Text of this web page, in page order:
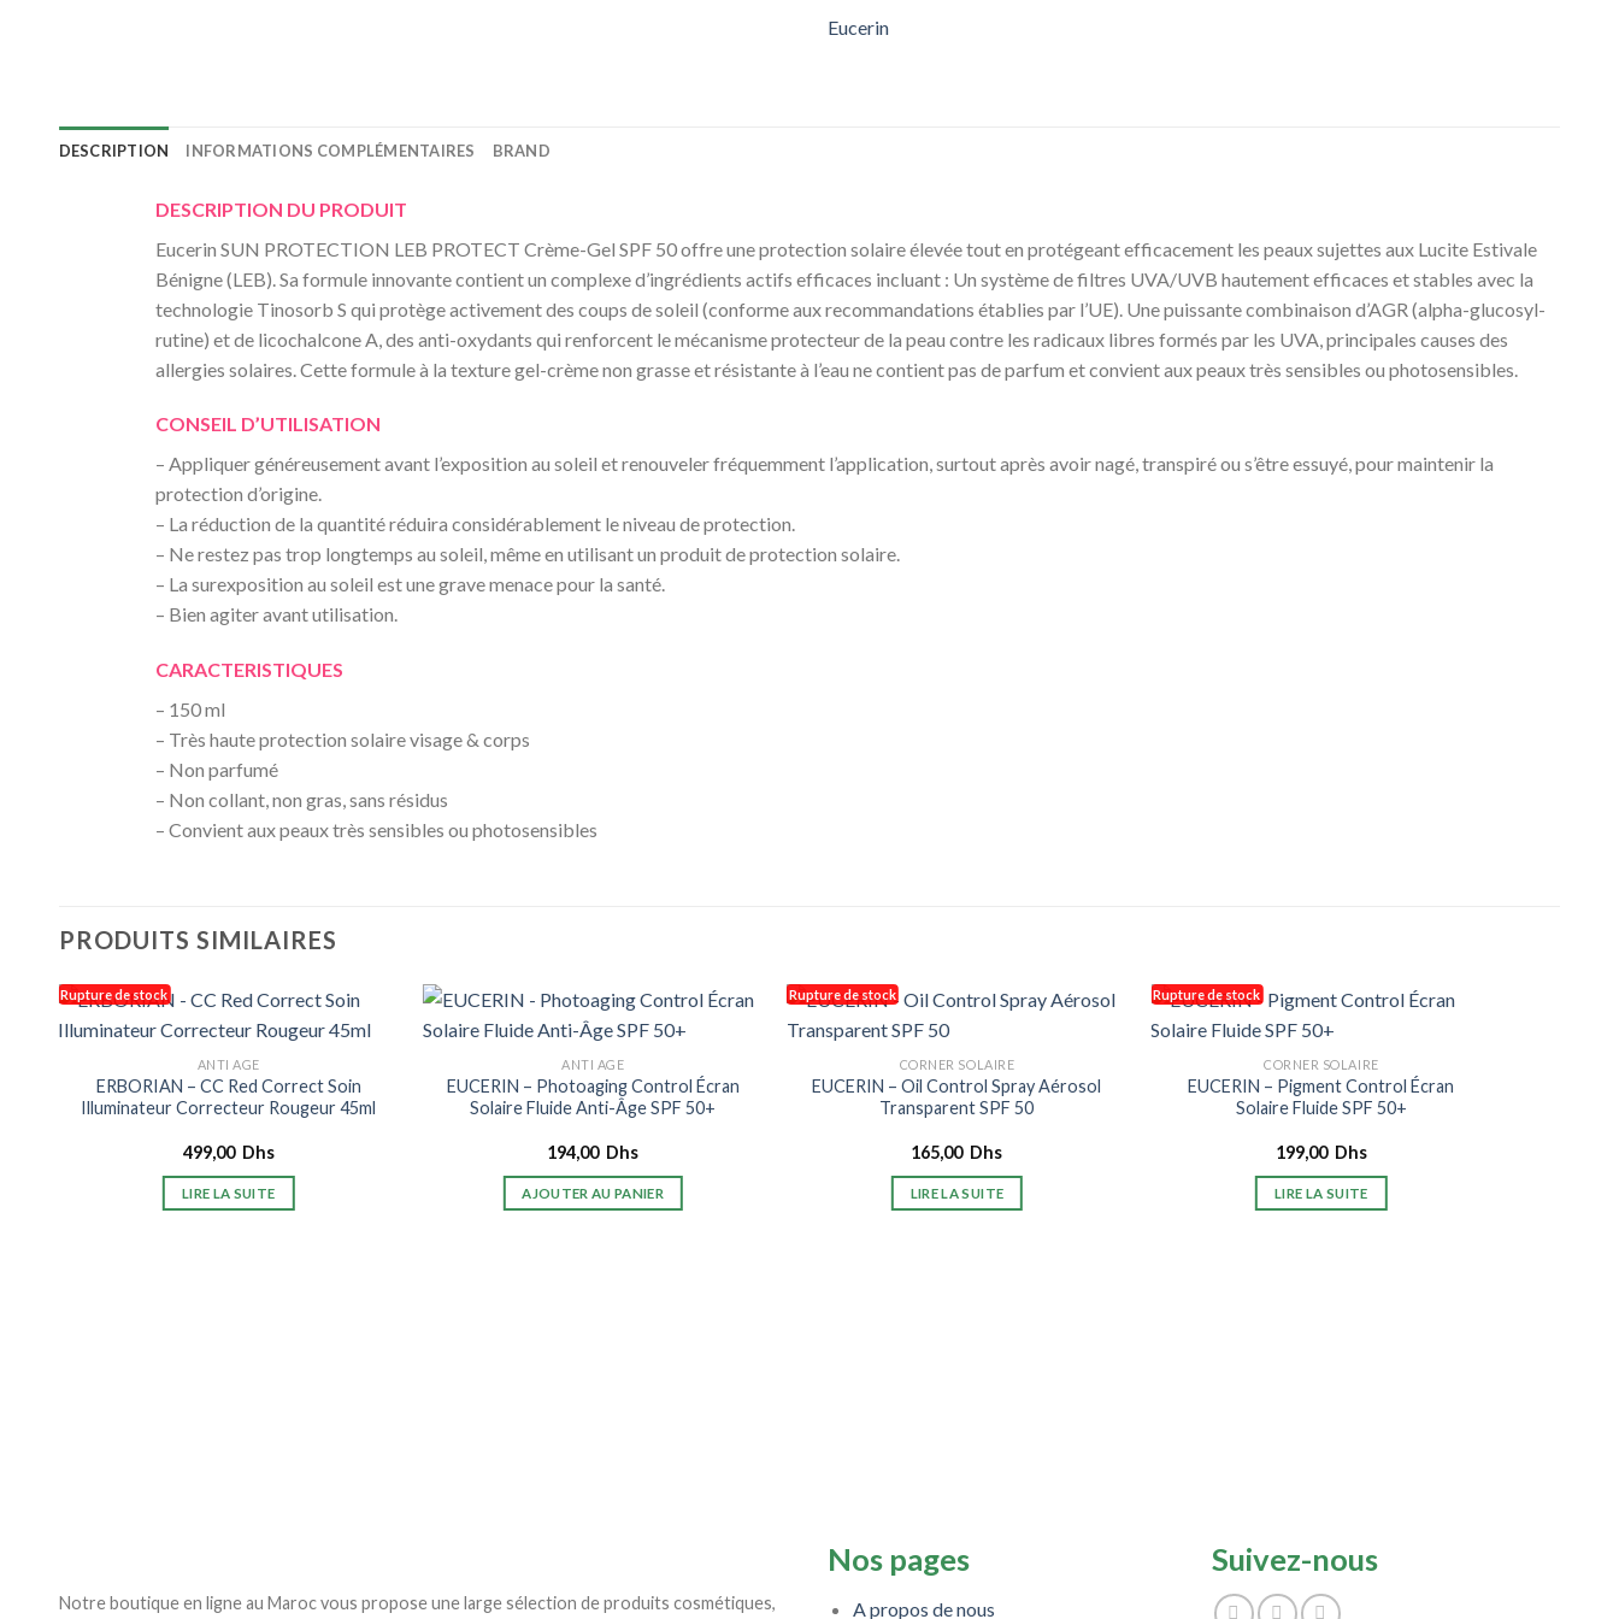
Eucerin
DESCRIPTION INFORMATIONS COMPLÉMENTAIRES BRAND
DESCRIPTION DU PRODUIT
Eucerin SUN PROTECTION LEB PROTECT Crème-Gel SPF 50 offre une protection solaire élevée tout en protégeant efficacement les peaux sujettes aux Lucite Estivale
Bénigne (LEB). Sa formule innovante contient un complexe d’ingrédients actifs efficaces incluant : Un système de filtres UVA/UVB hautement efficaces et stables avec la
technologie Tinosorb S qui protège activement des coups de soleil (conforme aux recommandations établies par l’UE). Une puissante combinaison d’AGR (alpha-glucosyl-
rutine) et de licochalcone A, des anti-oxydants qui renforcent le mécanisme protecteur de la peau contre les radicaux libres formés par les UVA, principales causes des
allergies solaires. Cette formule à la texture gel-crème non grasse et résistante à l’eau ne contient pas de parfum et convient aux peaux très sensibles ou photosensibles.
CONSEIL D’UTILISATION
– Appliquer généreusement avant l’exposition au soleil et renouveler fréquemment l’application, surtout après avoir nagé, transpiré ou s’être essuyé, pour maintenir la
protection d’origine.
– La réduction de la quantité réduira considérablement le niveau de protection.
– Ne restez pas trop longtemps au soleil, même en utilisant un produit de protection solaire.
– La surexposition au soleil est une grave menace pour la santé.
– Bien agiter avant utilisation.
CARACTERISTIQUES
– 150 ml
– Très haute protection solaire visage & corps
– Non parfumé
– Non collant, non gras, sans résidus
– Convient aux peaux très sensibles ou photosensibles
PRODUITS SIMILAIRES
Rupture de stock
ANTI AGE
ERBORIAN – CC Red Correct Soin
Illuminateur Correcteur Rougeur 45ml
499,00 Dhs
LIRE LA SUITE
ANTI AGE
EUCERIN – Photoaging Control Écran
Solaire Fluide Anti-Âge SPF 50+
194,00 Dhs
AJOUTER AU PANIER
Rupture de stock
CORNER SOLAIRE
EUCERIN – Oil Control Spray Aérosol
Transparent SPF 50
165,00 Dhs
LIRE LA SUITE
Rupture de stock
CORNER SOLAIRE
EUCERIN – Pigment Control Écran
Solaire Fluide SPF 50+
199,00 Dhs
LIRE LA SUITE
Notre boutique en ligne au Maroc vous propose une large sélection de produits cosmétiques,
Nos pages
A propos de nous
Suivez-nous